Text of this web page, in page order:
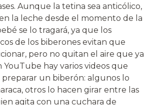
Aunque la tetina sea anticólico,
la leche desde el momento de la
se lo tragará, ya que los
de los biberones evitan que
pero no quitan el aire que ya
YouTube hay varios videos que
un biberón: algunos lo
otros lo hacen girar entre las
agita con una cuchara de